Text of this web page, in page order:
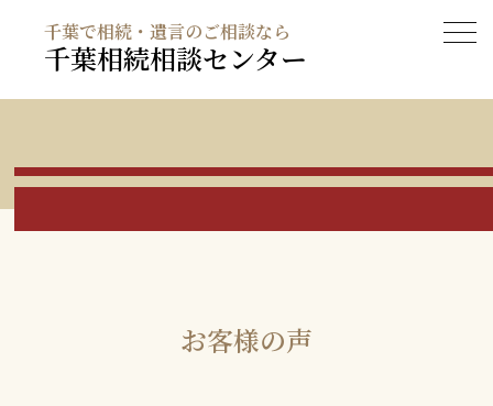
千葉で相続・遺言のご相談なら
千葉相続相談センター
お客様の声